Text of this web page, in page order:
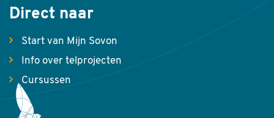
Direct naar
Start van Mijn Sovon
Info over telprojecten
Cursussen